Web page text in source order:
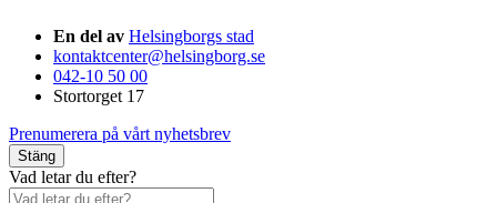
En del av Helsingborgs stad
kontaktcenter@helsingborg.se
042-10 50 00
Stortorget 17
Prenumerera på vårt nyhetsbrev
Stäng
Vad letar du efter?